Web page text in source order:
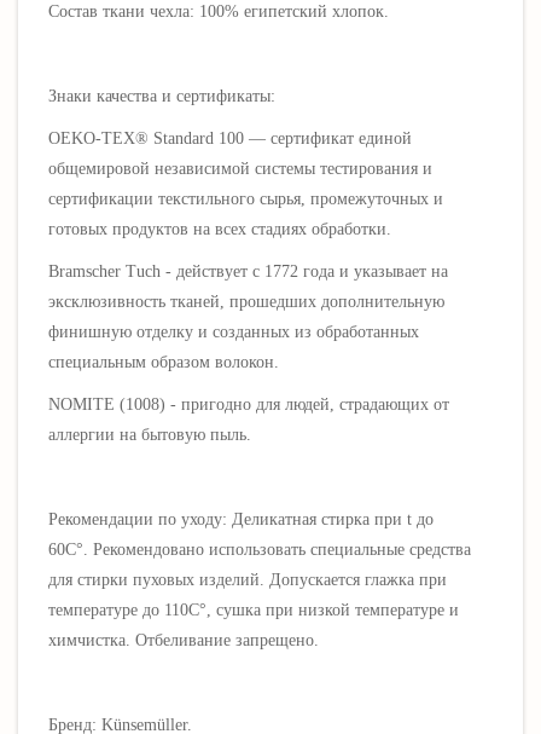
Состав ткани чехла: 100% египетский хлопок.
Знаки качества и сертификаты:
OEKO-TEX® Standard 100 — сертификат единой
общемировой независимой системы тестирования и
сертификации текстильного сырья, промежуточных и
готовых продуктов на всех стадиях обработки.
Bramscher Tuch - действует с 1772 года и указывает на
эксклюзивность тканей, прошедших дополнительную
финишную отделку и созданных из обработанных
специальным образом волокон.
NOMITE (1008) - пригодно для людей, страдающих от
аллергии на бытовую пыль.
Рекомендации по уходу: Деликатная стирка при t до
60С°. Рекомендовано использовать специальные средства
для стирки пуховых изделий. Допускается глажка при
температуре до 110С°, сушка при низкой температуре и
химчистка. Отбеливание запрещено.
Бренд: Künsemüller.